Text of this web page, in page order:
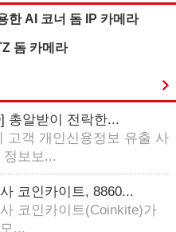
한 AI 코너 돔 IP 카메라
돔 카메라
총알받이 전락한...
고객 개인신용정보 유출 사
보보...
코인카이트, 8860...
코인카이트(Coinkite)가
...